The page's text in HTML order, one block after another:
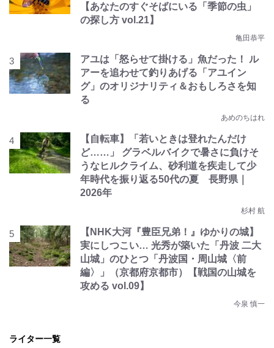
【あなたのすぐそばにいる「季節の虫」
の探し方 vol.21】
亀田恭平
アユは「怒らせて掛ける」魚だった！ ル
アーを追わせて釣りあげる「アユイン
グ」のオリジナリティ＆おもしろさを知
る
あめのちはれ
【自転車】「若いときは登れたんだけ
ど……」 グラベルバイクで暑さに負けそ
うなヒルクライム、砂利道を疾走して少
年時代を振り返る50代の夏 長野県｜
2026年
杉村 航
【NHK大河『豊臣兄弟！』ゆかりの城】
実にしつこい… 光秀が築いた「丹波 二大
山城」のひとつ「丹波国・周山城〈前
編〉」（京都府京都市）【戦国の山城を
攻める vol.09】
今泉 慎一
ライター一覧